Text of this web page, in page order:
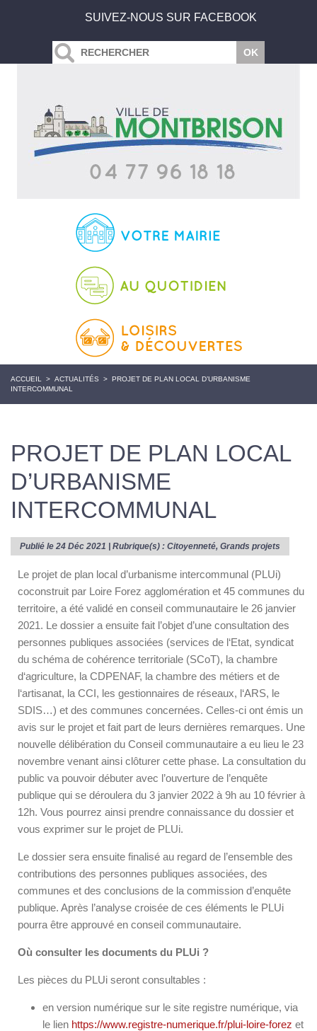
SUIVEZ-NOUS SUR FACEBOOK
ACCUEIL > ACTUALITÉS > PROJET DE PLAN LOCAL D’URBANISME
INTERCOMMUNAL
PROJET DE PLAN LOCAL
D’URBANISME
INTERCOMMUNAL
Publié le 24 Déc 2021 | Rubrique(s) : Citoyenneté, Grands projets
Le projet de plan local d’urbanisme intercommunal (PLUi)
coconstruit par Loire Forez agglomération et 45 communes du
territoire, a été validé en conseil communautaire le 26 janvier
2021. Le dossier a ensuite fait l’objet d’une consultation des
personnes publiques associées (services de l‘Etat, syndicat
du schéma de cohérence territoriale (SCoT), la chambre
d‘agriculture, la CDPENAF, la chambre des métiers et de
l‘artisanat, la CCI, les gestionnaires de réseaux, l‘ARS, le
SDIS…) et des communes concernées. Celles-ci ont émis un
avis sur le projet et fait part de leurs dernières remarques. Une
nouvelle délibération du Conseil communautaire a eu lieu le 23
novembre venant ainsi clôturer cette phase. La consultation du
public va pouvoir débuter avec l’ouverture de l’enquête
publique qui se déroulera du 3 janvier 2022 à 9h au 10 février à
12h. Vous pourrez ainsi prendre connaissance du dossier et
vous exprimer sur le projet de PLUi.
Le dossier sera ensuite finalisé au regard de l’ensemble des
contributions des personnes publiques associées, des
communes et des conclusions de la commission d’enquête
publique. Après l’analyse croisée de ces éléments le PLUi
pourra être approuvé en conseil communautaire.
Où consulter les documents du PLUi ?
Les pièces du PLUi seront consultables :
en version numérique sur le site registre numérique, via
le lien https://www.registre-numerique.fr/plui-loire-forez et